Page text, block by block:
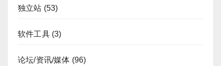
独立站 (53)
软件工具(3)
论坛/资讯/媒体 (96)